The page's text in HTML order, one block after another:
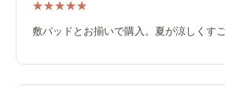
敷パッドとお揃いで購入。夏が涼しくす